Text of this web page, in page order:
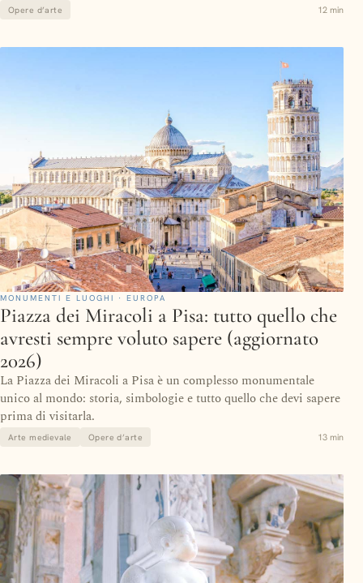
Opere d’arte 12 min
MONUMENTI E LUOGHI · EUROPA
Piazza dei Miracoli a Pisa: tutto quello che
avresti sempre voluto sapere (aggiornato
2026)
La Piazza dei Miracoli a Pisa è un complesso monumentale
unico al mondo: storia, simbologie e tutto quello che devi sapere
prima di visitarla.
Arte medievale Opere d’arte 13 min